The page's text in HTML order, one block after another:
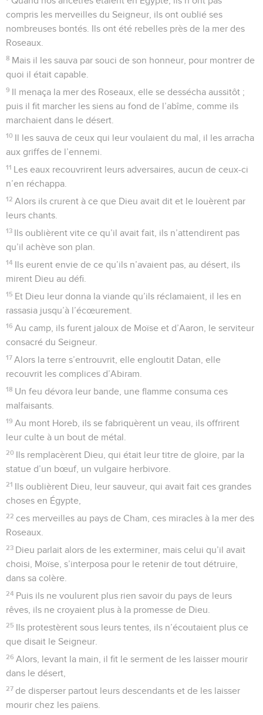
compris les merveilles du Seigneur, ils ont oublié ses
nombreuses bontés. Ils ont été rebelles près de la mer des
Roseaux.
8 Mais il les sauva par souci de son honneur, pour montrer de
quoi il était capable.
9 Il menaça la mer des Roseaux, elle se dessécha aussitôt ;
puis il fit marcher les siens au fond de l’abîme, comme ils
marchaient dans le désert.
10 Il les sauva de ceux qui leur voulaient du mal, il les arracha
aux griffes de l’ennemi.
11 Les eaux recouvrirent leurs adversaires, aucun de ceux-ci
n’en réchappa.
12 Alors ils crurent à ce que Dieu avait dit et le louèrent par
leurs chants.
13 Ils oublièrent vite ce qu’il avait fait, ils n’attendirent pas
qu’il achève son plan.
14 Ils eurent envie de ce qu’ils n’avaient pas, au désert, ils
mirent Dieu au défi.
15 Et Dieu leur donna la viande qu’ils réclamaient, il les en
rassasia jusqu’à l’écœurement.
16 Au camp, ils furent jaloux de Moïse et d’Aaron, le serviteur
consacré du Seigneur.
17 Alors la terre s’entrouvrit, elle engloutit Datan, elle
recouvrit les complices d’Abiram.
18 Un feu dévora leur bande, une flamme consuma ces
malfaisants.
19 Au mont Horeb, ils se fabriquèrent un veau, ils offrirent
leur culte à un bout de métal.
20 Ils remplacèrent Dieu, qui était leur titre de gloire, par la
statue d’un bœuf, un vulgaire herbivore.
21 Ils oublièrent Dieu, leur sauveur, qui avait fait ces grandes
choses en Égypte,
22 ces merveilles au pays de Cham, ces miracles à la mer des
Roseaux.
23 Dieu parlait alors de les exterminer, mais celui qu’il avait
choisi, Moïse, s’interposa pour le retenir de tout détruire,
dans sa colère.
24 Puis ils ne voulurent plus rien savoir du pays de leurs
rêves, ils ne croyaient plus à la promesse de Dieu.
25 Ils protestèrent sous leurs tentes, ils n’écoutaient plus ce
que disait le Seigneur.
26 Alors, levant la main, il fit le serment de les laisser mourir
dans le désert,
27 de disperser partout leurs descendants et de les laisser
mourir chez les païens.